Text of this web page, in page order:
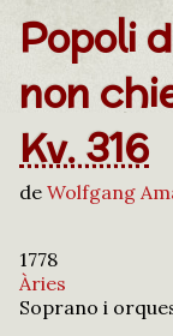
Popoli
non
Kv. 316
de Wolfgang
1778
Àries
Soprano i